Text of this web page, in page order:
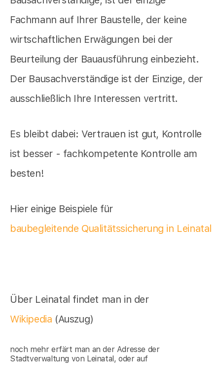
Fachmann auf Ihrer Baustelle, der keine
wirtschaftlichen Erwägungen bei der
Beurteilung der Bauausführung einbezieht.
Der Bausachverständige ist der Einzige, der
ausschließlich Ihre Interessen vertritt.
Es bleibt dabei: Vertrauen ist gut, Kontrolle
ist besser - fachkompetente Kontrolle am
besten!
Hier einige Beispiele für
baubegleitende Qualitätssicherung in Leinatal
Über Leinatal findet man in der
Wikipedia (Auszug)
noch mehr erfärt man an der Adresse der
Stadtverwaltung von Leinatal, oder auf